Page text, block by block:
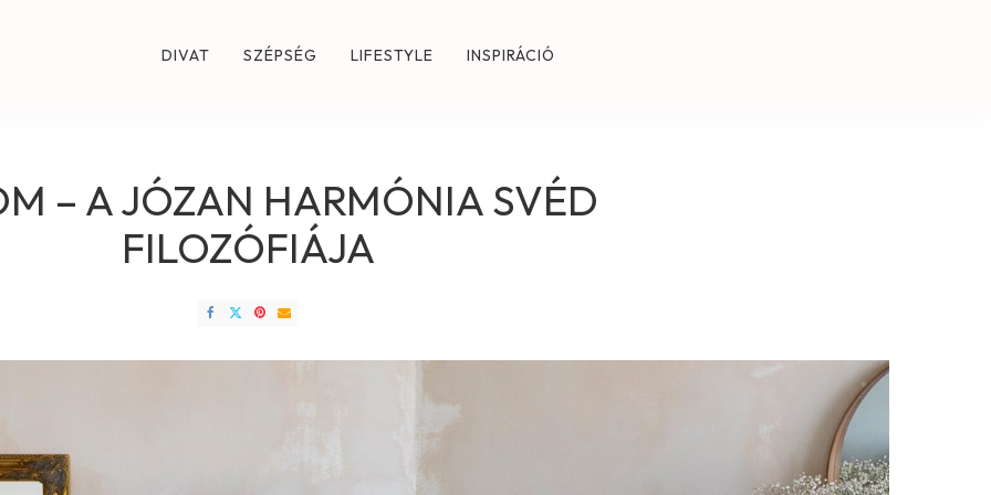
DIVAT SZÉPSÉG LIFESTYLE INSPIRÁCIÓ
– A JÓZAN HARMÓNIA SVÉD
FILOZÓFIÁJA